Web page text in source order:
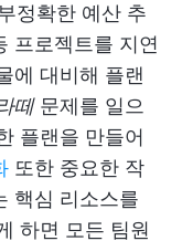
정확한 예산 추
프로젝트를 지연
에 대비해 플랜
떼문제를 일으
플랜을 만들어
또한 중요한 작
핵심 리소스를
하면 모든 팀원